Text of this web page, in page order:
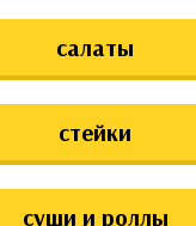
салаты
стейки
суши и роллы